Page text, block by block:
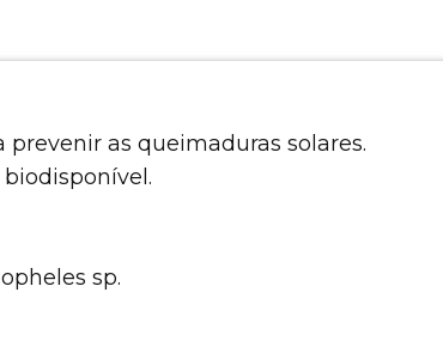
as queimaduras solares.
sp.